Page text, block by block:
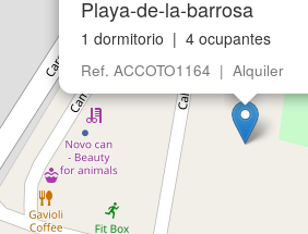
Ref. ACCOTO1164 | Alquiler